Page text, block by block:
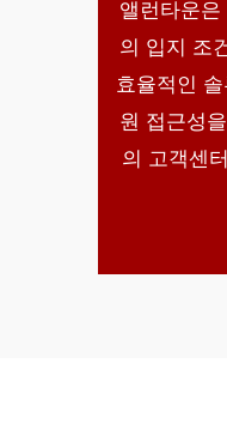
앨런타운
의 입지 조
효율적인
원 접근성
의 고객센